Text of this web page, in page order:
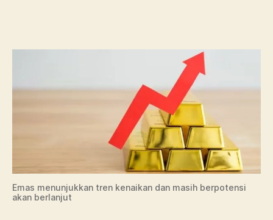
Hamas,
Penyebab
Naiknya
Harga
Emas
Emas menunjukkan tren kenaikan dan masih berpotensi
akan berlanjut